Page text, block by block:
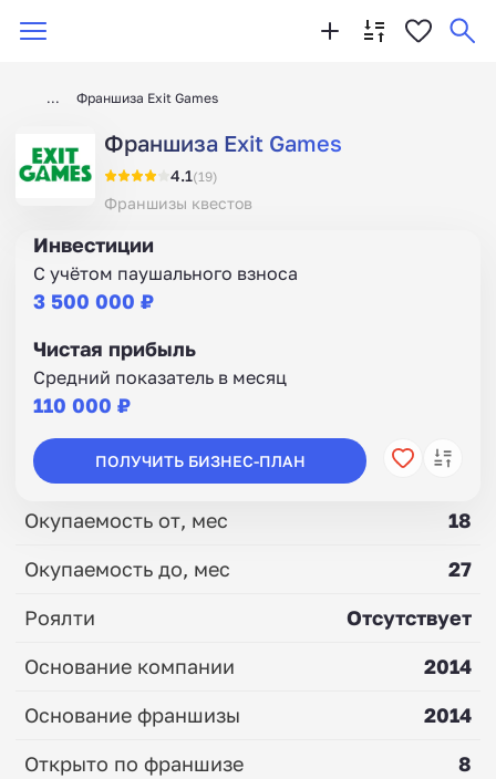
Франшиза Exit Games
Франшиза Exit Games
4.1(19)
Франшизы квестов
Инвестиции
С учётом паушального взноса
3 500 000 ₽
Чистая прибыль
Средний показатель в месяц
110 000 ₽
ПОЛУЧИТЬ БИЗНЕС-ПЛАН
Окупаемость от, мес
18
Окупаемость до, мес
27
Роялти
Отсутствует
Основание компании
2014
Основание франшизы
2014
Открыто по франшизе
8